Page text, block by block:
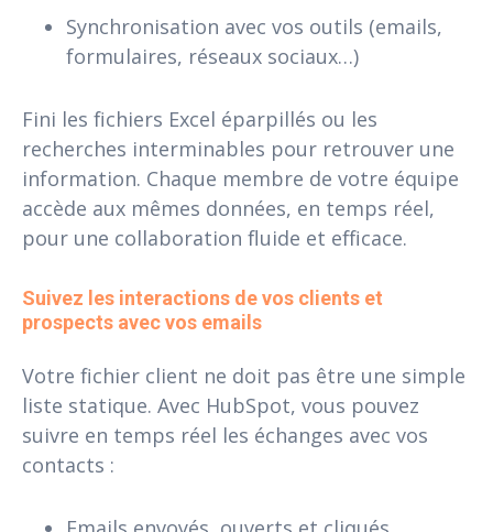
Synchronisation avec vos outils (emails,
formulaires, réseaux sociaux…)
Fini les fichiers Excel éparpillés ou les
recherches interminables pour retrouver une
information. Chaque membre de votre équipe
accède aux mêmes données, en temps réel,
pour une collaboration fluide et efficace.
Suivez les interactions de vos clients et
prospects avec vos emails
Votre fichier client ne doit pas être une simple
liste statique. Avec HubSpot, vous pouvez
suivre en temps réel les échanges avec vos
contacts :